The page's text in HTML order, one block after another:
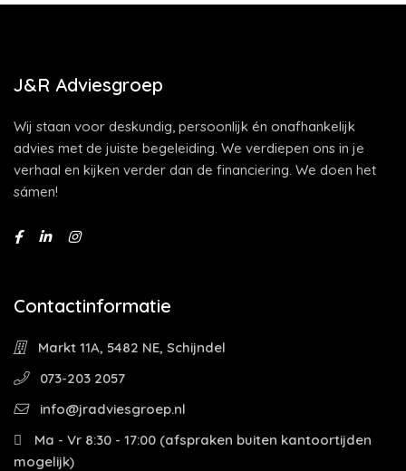
J&R Adviesgroep
Wij staan voor deskundig, persoonlijk én onafhankelijk
advies met de juiste begeleiding. We verdiepen ons in je
verhaal en kijken verder dan de financiering. We doen het
sámen!
Contactinformatie
Markt 11A, 5482 NE, Schijndel
073-203 2057
info@jradviesgroep.nl
Ma - Vr 8:30 - 17:00 (afspraken buiten kantoortijden
mogelijk)